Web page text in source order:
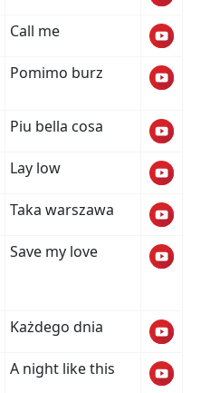
Call me
Pomimo burz
Piu bella cosa
Lay low
Taka warszawa
Save my love
Każdego dnia
A night like this